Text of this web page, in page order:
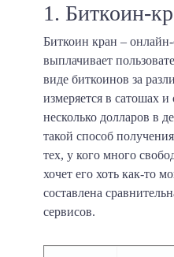
1. Биткоин-
Биткоин кран –
выплачивает
виде биткоинов за
измеряется в сатошах и
несколько долларов в
такой способ
тех, у кого много
хочет его хоть как-то
составлена
сервисов.